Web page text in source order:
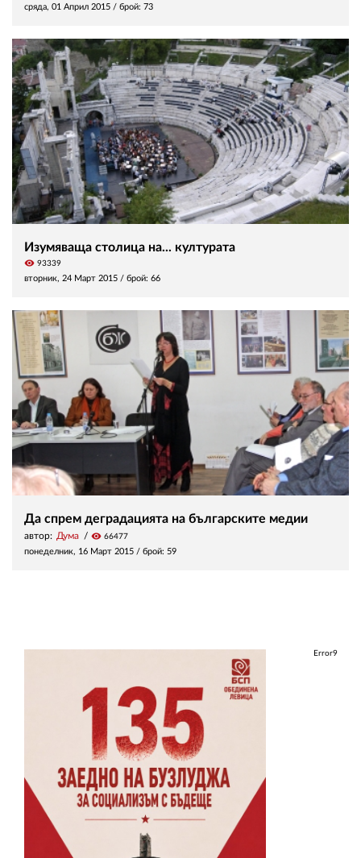
сряда, 01 Април 2015 / брой: 73
Изумяваща столица на... културата
visibility 93339
вторник, 24 Март 2015 / брой: 66
Да спрем деградацията на българските медии
автор: Дума visibility 66477
понеделник, 16 Март 2015 / брой: 59
Error9